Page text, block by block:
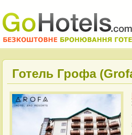
Готель Грофа